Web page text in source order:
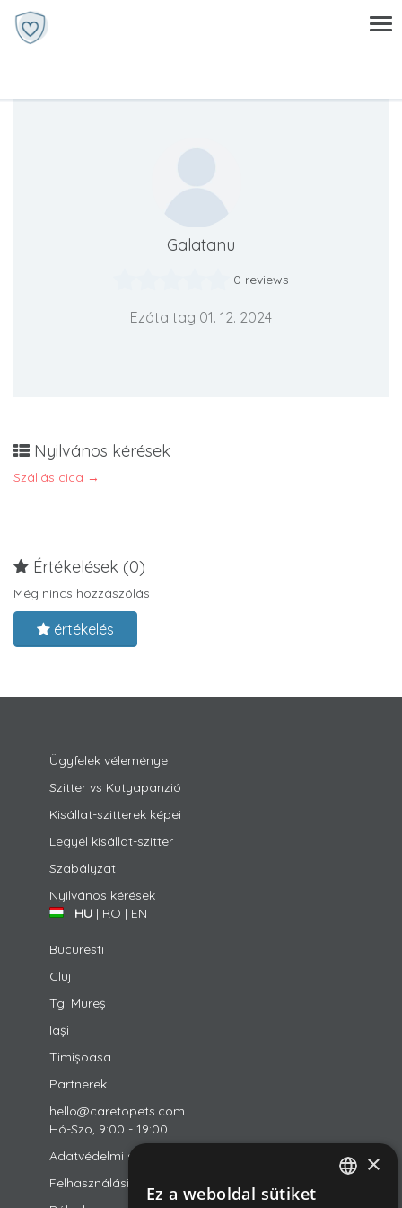
Galatanu
0 reviews
Ezóta tag 01. 12. 2024
Nyilvános kérések
Szállás cica →
Értékelések (0)
Még nincs hozzászólás
értékelés
Ügyfelek véleménye
Szitter vs Kutyapanzió
Kisállat-szitterek képei
Legyél kisállat-szitter
Szabályzat
Nyilvános kérések
HU | RO | EN
Bucuresti
Cluj
Tg. Mureș
Iași
Timișoasa
Partnerek
hello@caretopets.com
Hó-Szo, 9:00 - 19:00
Adatvédelmi szabályzat
Felhasználási feltételek
×
Ez a weboldal sütiket